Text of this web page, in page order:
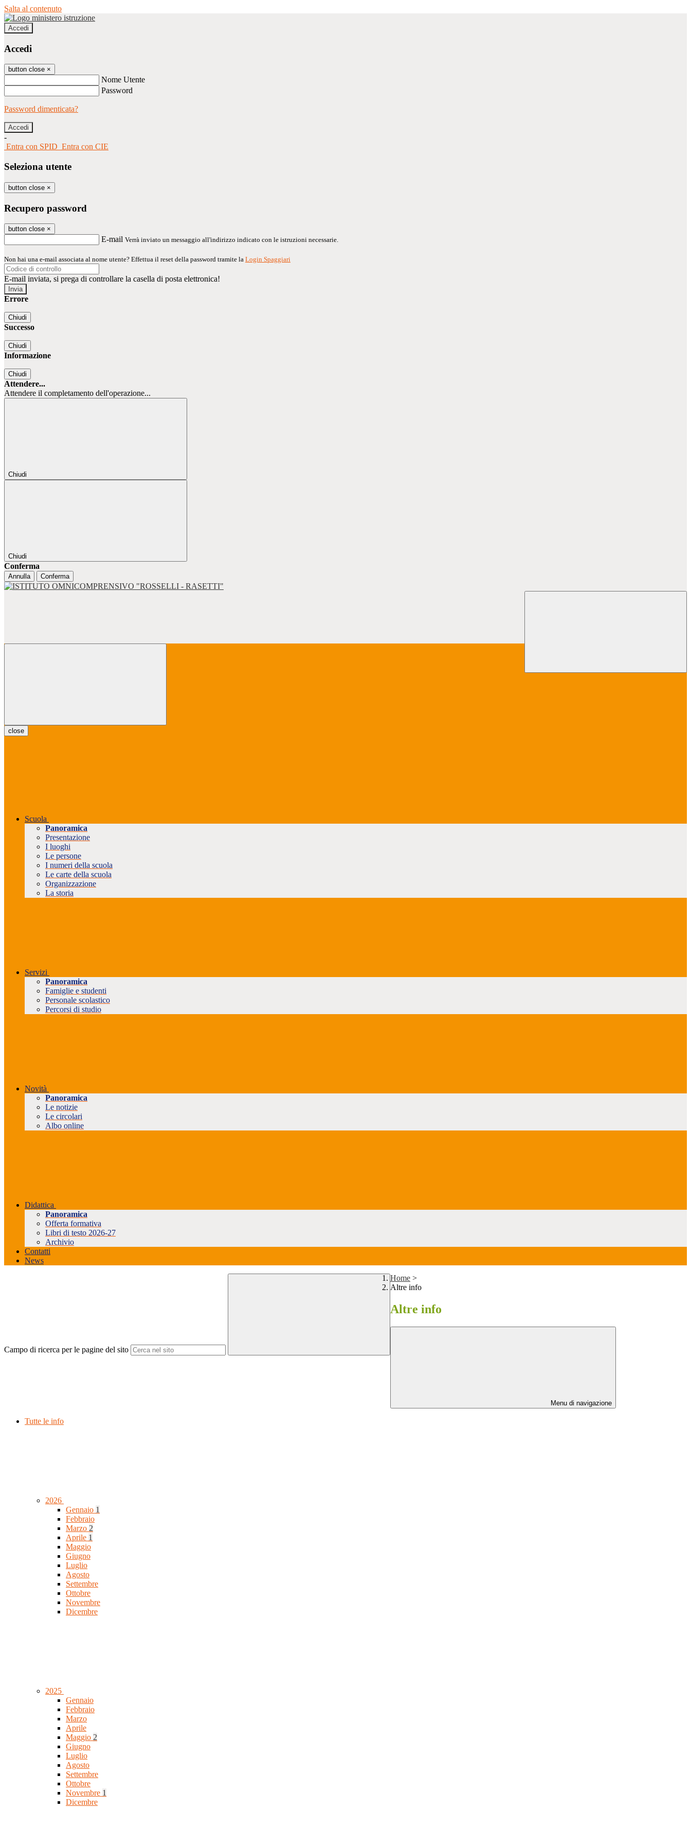
Salta al contenuto
Accedi
Accedi
button close ×
Nome Utente
Password
Password dimenticata?
-
Entra con SPID Entra con CIE
Seleziona utente
button close ×
Recupero password
button close ×
E-mail Verrà inviato un messaggio all'indirizzo indicato con le istruzioni necessarie.
Non hai una e-mail associata al nome utente? Effettua il reset della password tramite la Login Spaggiari
E-mail inviata, si prega di controllare la casella di posta elettronica!
Errore
Chiudi
Successo
Chiudi
Informazione
Chiudi
Attendere...
Attendere il completamento dell'operazione...
Chiudi
Chiudi
Conferma
Annulla Conferma
close
Scuola
Panoramica
Presentazione
I luoghi
Le persone
I numeri della scuola
Le carte della scuola
Organizzazione
La storia
Servizi
Panoramica
Famiglie e studenti
Personale scolastico
Percorsi di studio
Novità
Panoramica
Le notizie
Le circolari
Albo online
Didattica
Panoramica
Offerta formativa
Libri di testo 2026-27
Archivio
Contatti
News
Campo di ricerca per le pagine del sito
Home >
Altre info
Altre info
Menu di navigazione
Tutte le info
2026
Gennaio 1
Febbraio
Marzo 2
Aprile 1
Maggio
Giugno
Luglio
Agosto
Settembre
Ottobre
Novembre
Dicembre
2025
Gennaio
Febbraio
Marzo
Aprile
Maggio 2
Giugno
Luglio
Agosto
Settembre
Ottobre
Novembre 1
Dicembre